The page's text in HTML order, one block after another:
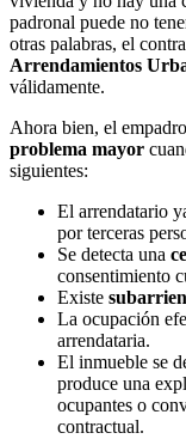
padronal puede no
otras palabras, el
Arrendamientos
válidamente.
Ahora bien, el
problema mayor
siguientes:
El arrendatario
por terceras
Se detecta una
consentimiento
Existe
La ocupación
arrendataria.
El inmueble se
produce una
ocupantes o
contractual.